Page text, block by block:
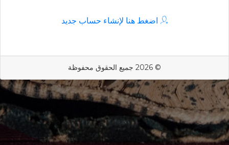
اضغط هنا لإنشاء حساب جديد
© 2026 جميع الحقوق محفوظة